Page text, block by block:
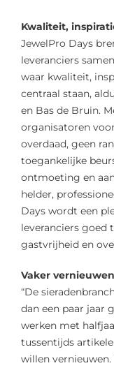
Kwaliteit,
JewelPro Days
leveranciers
waar kwaliteit,
centraal staan,
en Bas de Bruin.
organisatoren
overdaad, geen
toegankelijke
ontmoeting en
helder,
Days wordt een
leveranciers goed
gastvrijheid en
Vaker vernieuwen
“De
dan een paar jaar
werken met
tussentijds
willen